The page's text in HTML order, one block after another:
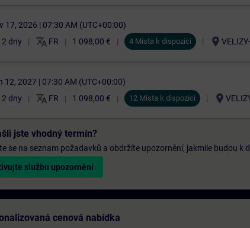
17, 2026 | 07:30 AM (UTC+00:00)
2 dny translate FR 1 098,00 € 4 Místa k dispozici location_on
12, 2027 | 07:30 AM (UTC+00:00)
2 dny translate FR 1 098,00 € 12 Místa k dispozici location_on
jste vhodný termín?
se na seznam požadavků a obdržíte upozornění, jakmile budou k
službu upozornění
cenová nabídka